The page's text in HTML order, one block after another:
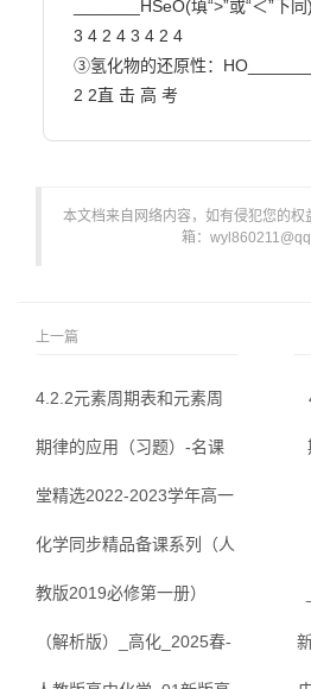
_______HSeO(填“>”或“＜”下同)
3 4 2 4 3 4 2 4
③氢化物的还原性：
2 2直 击 高 考
本文档来自网络内容，如有侵犯您的权
箱：
上一篇
4.2.2元素周期表和元素周
期律的应用（习题）-名课
堂精选2022-2023学年高一
化学同步精品备课系列（人
教版2019必修第一册）
（解析版）_高化_2025春-